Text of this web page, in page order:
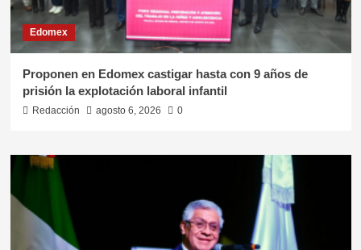
Edomex
Proponen en Edomex castigar hasta con 9 años de
prisión la explotación laboral infantil
Redacción agosto 6, 2026 0